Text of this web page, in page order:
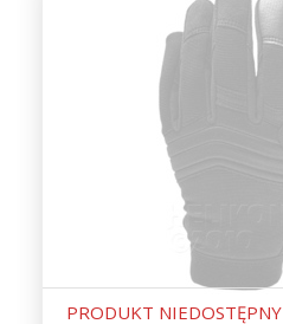
PRODUKT NIEDOSTĘPNY